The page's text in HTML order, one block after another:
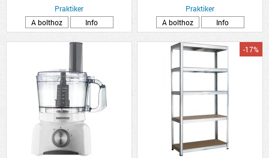
Praktiker
A bolthoz
Info
Praktiker
A bolthoz
Info
-17%